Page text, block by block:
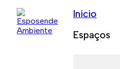
Início
Espaços